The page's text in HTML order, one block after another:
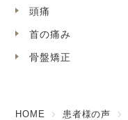
頭痛
首の痛み
骨盤矯正
HOME 患者様の声